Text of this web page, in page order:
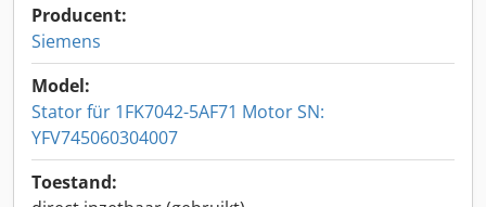
Producent:
Siemens
Model:
Stator für 1FK7042-5AF71 Motor SN:
YFV745060304007
Toestand: